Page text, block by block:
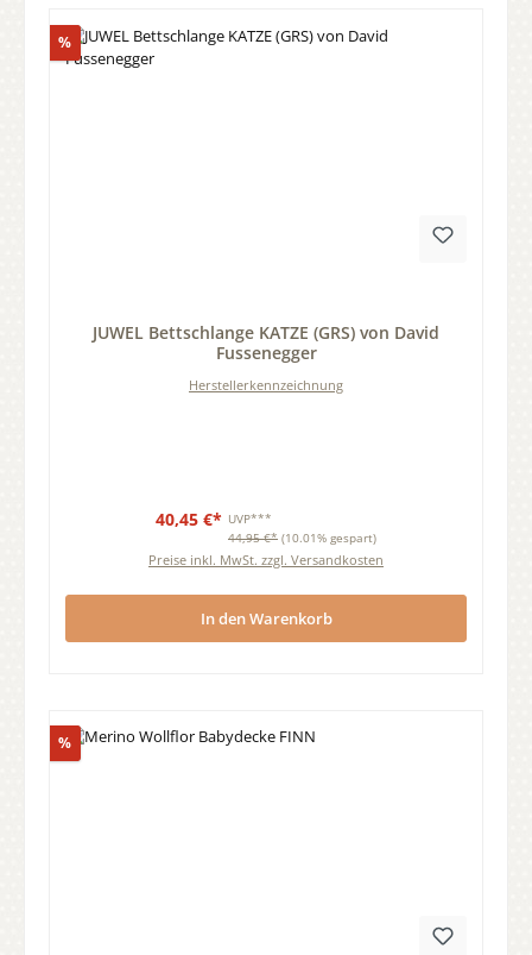
%Rabatt
JUWEL Bettschlange KATZE (GRS) von David
Fussenegger
Herstellerkennzeichnung
40,45 €* UVP***
44,95 €* (10.01% gespart)
Preise inkl. MwSt. zzgl. Versandkosten
In den Warenkorb
%Rabatt